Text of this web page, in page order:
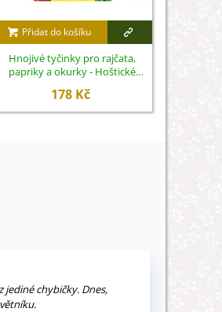
Přidat do košíku
Hnojivé tyčinky pro rajčata,
papriky a okurky - Hoštické
178 Kč
jediné chybičky. Dnes,